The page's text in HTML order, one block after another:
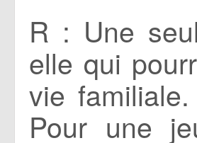
R : Une
elle qui
vie
Pour une